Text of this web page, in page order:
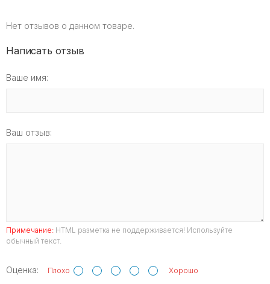
Нет отзывов о данном товаре.
Написать отзыв
Ваше имя:
Ваш отзыв:
Примечание: HTML разметка не поддерживается! Используйте
обычный текст.
Оценка: Плохо Хорошо